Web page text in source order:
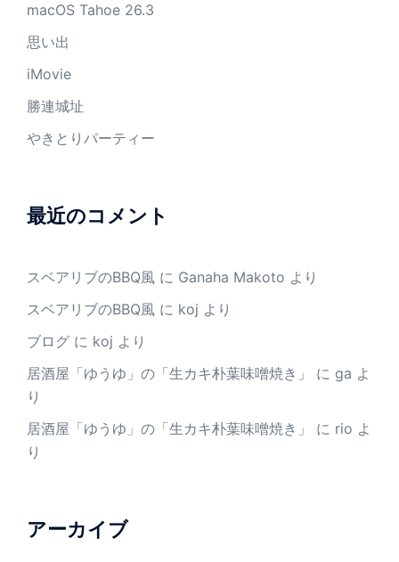
macOS Tahoe 26.3
思い出
iMovie
勝連城址
やきとりパーティー
最近のコメント
スベアリブのBBQ風 に Ganaha Makoto より
スベアリブのBBQ風 に koj より
ブログ に koj より
居酒屋「ゆうゆ」の「生カキ朴葉味噌焼き」
に ga よ
り
居酒屋「ゆうゆ」の「生カキ朴葉味噌焼き」
に rio よ
り
アーカイブ